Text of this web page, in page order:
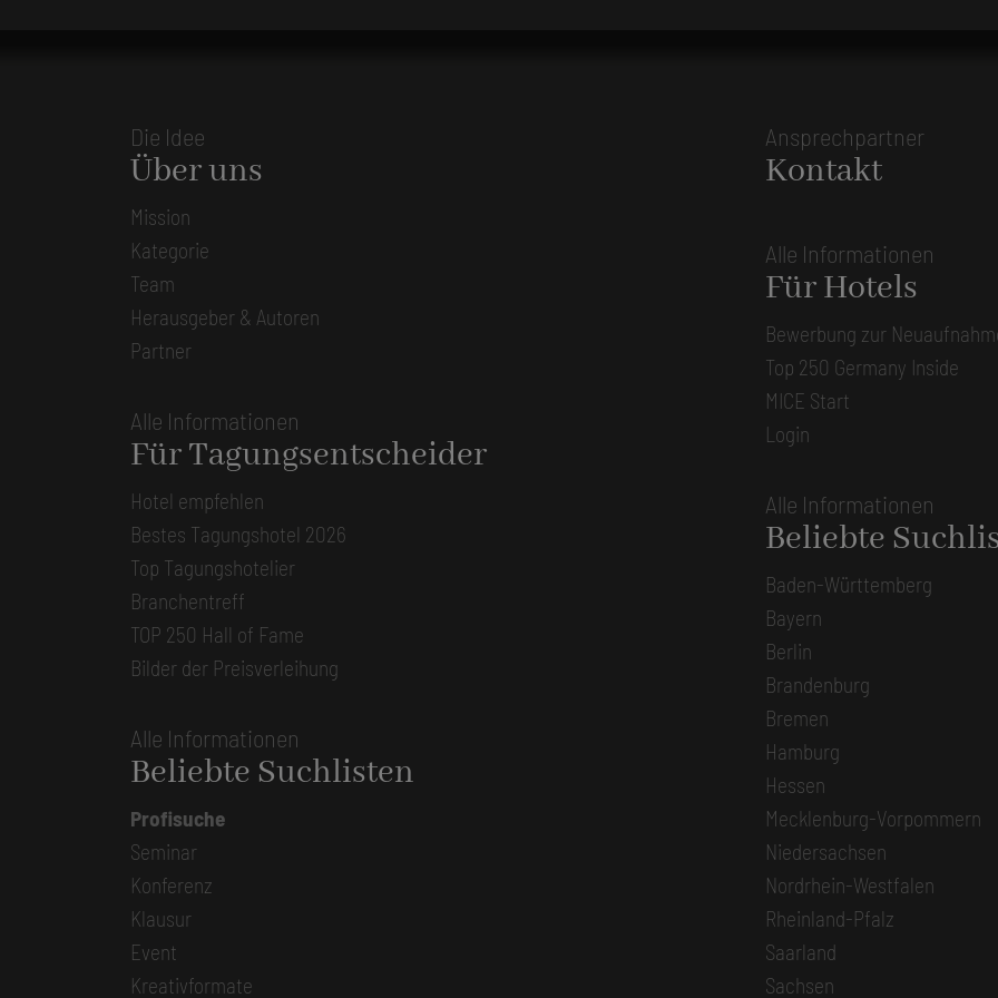
Die Idee
Über uns
Mission
Kategorie
Team
Herausgeber & Autoren
Partner
Alle Informationen
Für Tagungsentscheider
Hotel empfehlen
Bestes Tagungshotel 2026
Top Tagungshotelier
Branchentreff
TOP 250 Hall of Fame
Bilder der Preisverleihung
Alle Informationen
Beliebte Suchlisten
Profisuche
Seminar
Konferenz
Klausur
Event
Kreativformate
Ansprechpartner
Kontakt
Alle Informationen
Für Hotels
Bewerbung zur
Top 250 Germany Inside
MICE Start
Login
Alle Informationen
Beliebte
Baden-Württemberg
Bayern
Berlin
Brandenburg
Bremen
Hamburg
Hessen
Mecklenburg-Vorpommern
Niedersachsen
Nordrhein-Westfalen
Rheinland-Pfalz
Saarland
Sachsen